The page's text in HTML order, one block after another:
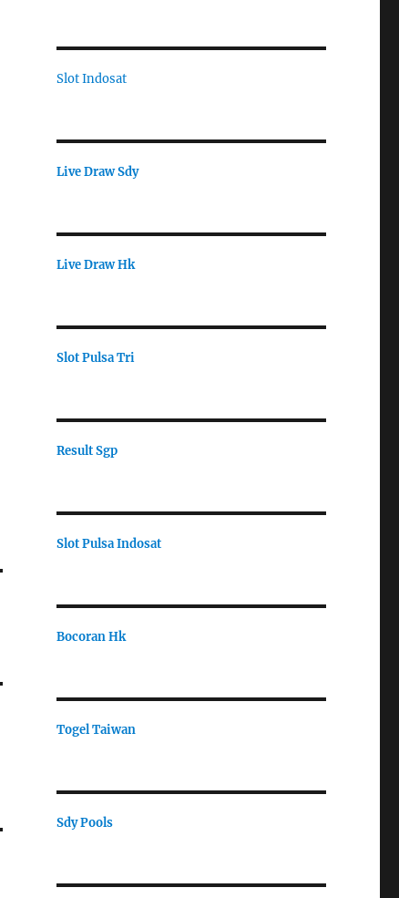
Slot Indosat
Live Draw Sdy
Live Draw Hk
Slot Pulsa Tri
Result Sgp
Slot Pulsa Indosat
Bocoran Hk
Togel Taiwan
Sdy Pools